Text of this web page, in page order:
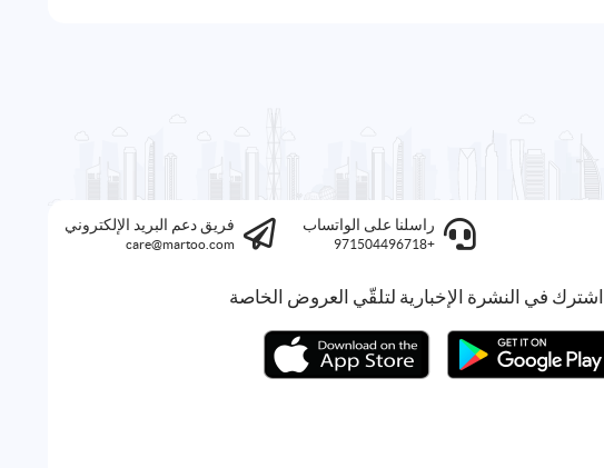
راسلنا على الواتساب
+971504496718
فريق دعم البريد الإلكتروني
care@martoo.com
اشترك في النشرة الإخبارية لتلقّي العروض الخاصة